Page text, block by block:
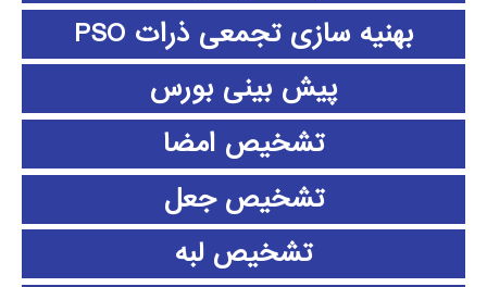
بهنیه سازی تجمعی ذرات PSO
پیش بینی بورس
تشخیص امضا
تشخیص جعل
تشخیص لبه